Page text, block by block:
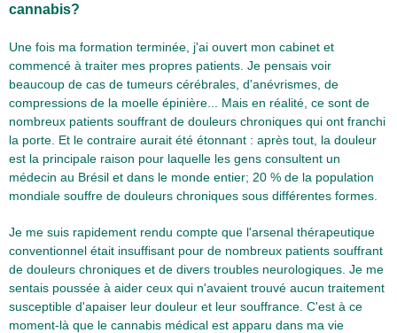
cannabis?
Une fois ma formation terminée, j'ai ouvert mon cabinet et
commencé à traiter mes propres patients. Je pensais voir
beaucoup de cas de tumeurs cérébrales, d'anévrismes, de
compressions de la moelle épinière... Mais en réalité, ce sont de
nombreux patients souffrant de douleurs chroniques qui ont franchi
la porte. Et le contraire aurait été étonnant : après tout, la douleur
est la principale raison pour laquelle les gens consultent un
médecin au Brésil et dans le monde entier; 20 % de la population
mondiale souffre de douleurs chroniques sous différentes formes.
Je me suis rapidement rendu compte que l'arsenal thérapeutique
conventionnel était insuffisant pour de nombreux patients souffrant
de douleurs chroniques et de divers troubles neurologiques. Je me
sentais poussée à aider ceux qui n'avaient trouvé aucun traitement
susceptible d'apaiser leur douleur et leur souffrance. C'est à ce
moment-là que le cannabis médical est apparu dans ma vie